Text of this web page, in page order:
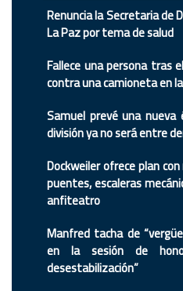
Renuncia la Secretaria de
La Paz por tema de salud
Fallece una persona tras
contra una camioneta en
Samuel prevé una
división ya no será entre
Dockweiler ofrece plan
puentes, escaleras
anfiteatro
Manfred tacha de
en la sesión de
desestabilización”